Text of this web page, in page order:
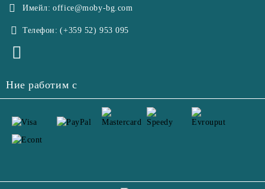
Имейл: office@moby-bg.com
Телефон: (+359 52) 953 095
Ние работим с